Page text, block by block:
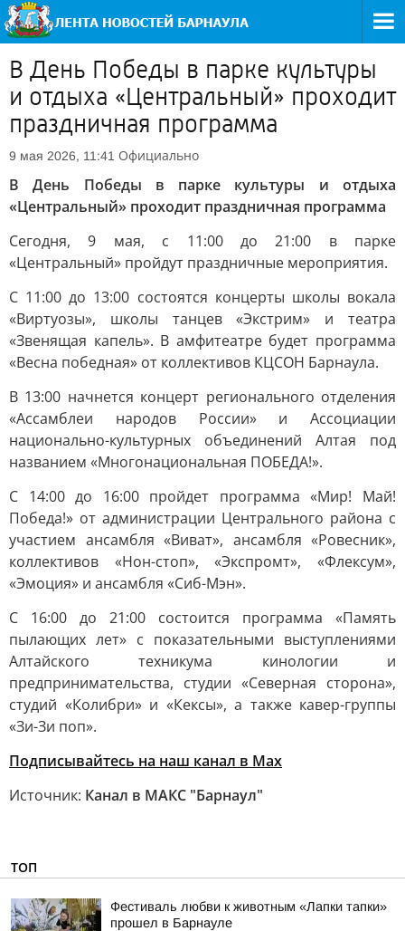
В День Победы в парке культуры
и отдыха «Центральный» проходит
праздничная программа
9 мая 2026, 11:41 Официально
В День Победы в парке культуры и отдыха
«Центральный» проходит праздничная программа
Сегодня, 9 мая, с 11:00 до 21:00 в парке
«Центральный» пройдут праздничные мероприятия.
С 11:00 до 13:00 состоятся концерты школы вокала
«Виртуозы», школы танцев «Экстрим» и театра
«Звенящая капель». В амфитеатре будет программа
«Весна победная» от коллективов КЦСОН Барнаула.
В 13:00 начнется концерт регионального отделения
«Ассамблеи народов России» и Ассоциации
национально-культурных объединений Алтая под
названием «Многонациональная ПОБЕДА!».
С 14:00 до 16:00 пройдет программа «Мир! Май!
Победа!» от администрации Центрального района с
участием ансамбля «Виват», ансамбля «Ровесник»,
коллективов «Нон-стоп», «Экспромт», «Флексум»,
«Эмоция» и ансамбля «Сиб-Мэн».
С 16:00 до 21:00 состоится программа «Память
пылающих лет» с показательными выступлениями
Алтайского техникума кинологии и
предпринимательства, студии «Северная сторона»,
студий «Колибри» и «Кексы», а также кавер-группы
«Зи-Зи поп».
Подписывайтесь на наш канал в Max
Источник: Канал в МАКС "Барнаул"
ТОП
Фестиваль любви к животным «Лапки тапки»
прошел в Барнауле